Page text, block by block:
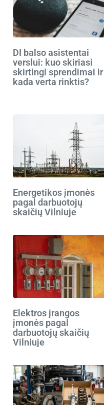
DI balso asistentai
verslui: kuo skiriasi
skirtingi sprendimai ir
kada verta rinktis?
Energetikos įmonės
pagal darbuotojų
skaičių Vilniuje
Elektros įrangos
įmonės pagal
darbuotojų skaičių
Vilniuje